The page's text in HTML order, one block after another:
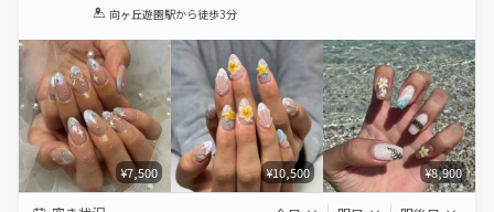
1 2 3 4 5
向ヶ丘遊園駅から徒歩3分
¥7,500 ¥10,500 ¥8,900